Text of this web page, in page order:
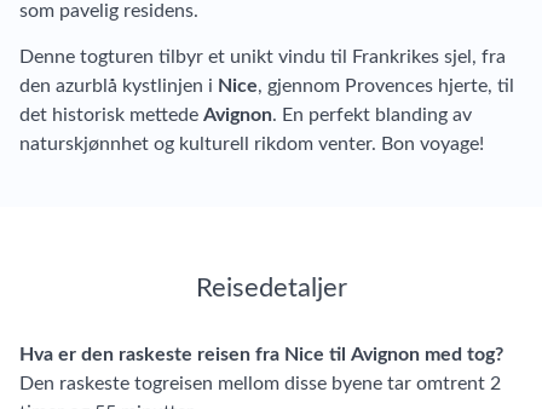
som pavelig residens.
Denne togturen tilbyr et unikt vindu til Frankrikes sjel, fra
den azurblå kystlinjen i Nice, gjennom Provences hjerte, til
det historisk mettede Avignon. En perfekt blanding av
naturskjønnhet og kulturell rikdom venter. Bon voyage!
Reisedetaljer
Hva er den raskeste reisen fra Nice til Avignon med tog?
Den raskeste togreisen mellom disse byene tar omtrent 2